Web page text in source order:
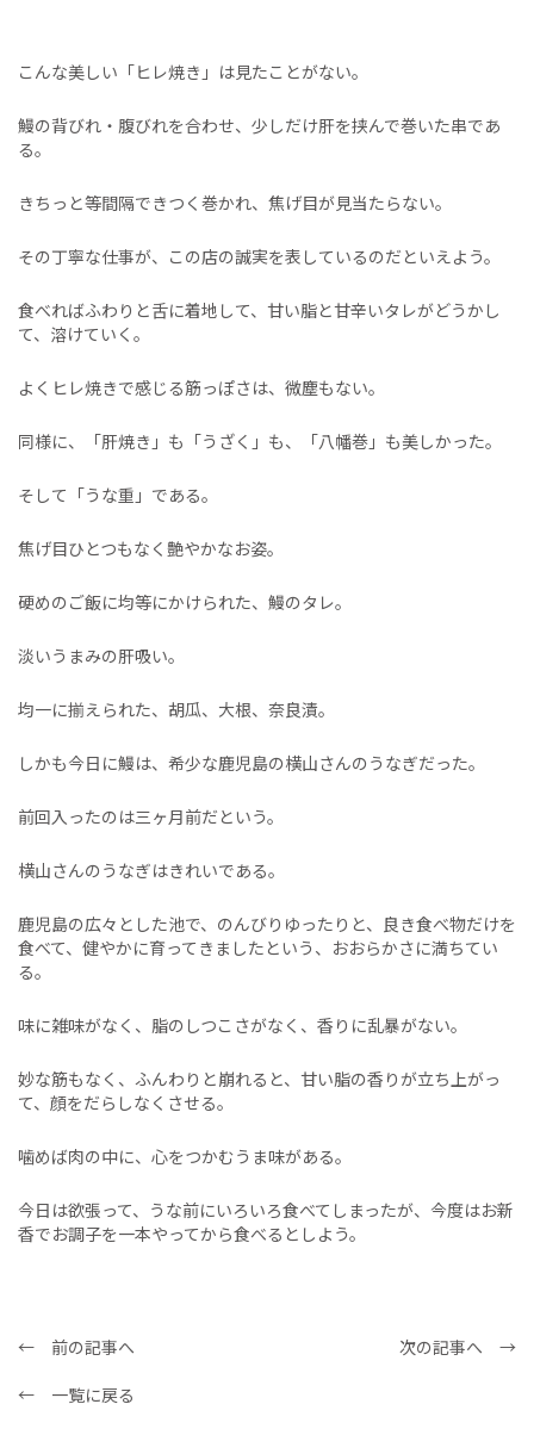
こんな美しい「ヒレ焼き」は見たことがない。
鰻の背びれ・腹びれを合わせ、少しだけ肝を挟んで巻いた串であ
る。
きちっと等間隔できつく巻かれ、焦げ目が見当たらない。
その丁寧な仕事が、この店の誠実を表しているのだといえよう。
食べればふわりと舌に着地して、甘い脂と甘辛いタレがどうかし
て、溶けていく。
よくヒレ焼きで感じる筋っぽさは、微塵もない。
同様に、「肝焼き」も「うざく」も、「八幡巻」も美しかった。
そして「うな重」である。
焦げ目ひとつもなく艶やかなお姿。
硬めのご飯に均等にかけられた、鰻のタレ。
淡いうまみの肝吸い。
均一に揃えられた、胡瓜、大根、奈良漬。
しかも今日に鰻は、希少な鹿児島の横山さんのうなぎだった。
前回入ったのは三ヶ月前だという。
横山さんのうなぎはきれいである。
鹿児島の広々とした池で、のんびりゆったりと、良き食べ物だけを
食べて、健やかに育ってきましたという、おおらかさに満ちてい
る。
味に雑味がなく、脂のしつこさがなく、香りに乱暴がない。
妙な筋もなく、ふんわりと崩れると、甘い脂の香りが立ち上がっ
て、顔をだらしなくさせる。
噛めば肉の中に、心をつかむうま味がある。
今日は欲張って、うな前にいろいろ食べてしまったが、今度はお新
香でお調子を一本やってから食べるとしよう。
← 前の記事へ
次の記事へ →
← 一覧に戻る